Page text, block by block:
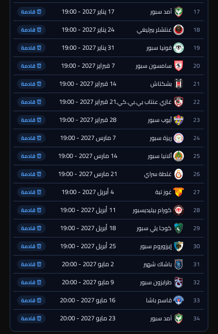
17 آمد سبور 17 يناير 2027 - 19:00 ⏰ قادمة
18 غنتشلر بيرليغي 24 يناير 2027 - 19:00 ⏰ قادمة
19 قونيا سبور 31 يناير 2027 - 19:00 ⏰ قادمة
20 سامسون سبور 7 فبراير 2027 - 19:00 ⏰ قادمة
21 بشكتاش 14 فبراير 2027 - 19:00 ⏰ قادمة
22 غازي عنتاب بي.بي.كي.21 فبراير 2027 - 19:00 ⏰ قادمة
23 أيوب سبور 28 فبراير 2027 - 19:00 ⏰ قادمة
24 ريزة سبور 7 مارس 2027 - 19:00 ⏰ قادمة
25 ألانيا سبور 14 مارس 2027 - 19:00 ⏰ قادمة
26 غلطة سراي 21 مارس 2027 - 19:00 ⏰ قادمة
27 غوز تبة 4 أبريل 2027 - 19:00 ⏰ قادمة
28 كورام بيليديسبور 11 أبريل 2027 - 19:00 ⏰ قادمة
29 كوجا يلي سبور 18 أبريل 2027 - 19:00 ⏰ قادمة
30 إيرزوروم سبور 25 أبريل 2027 - 19:00 ⏰ قادمة
31 باشاك شهير 2 مايو 2027 - 20:00 ⏰ قادمة
32 طرابزون سبور 9 مايو 2027 - 20:00 ⏰ قادمة
33 قاسم باشا 16 مايو 2027 - 20:00 ⏰ قادمة
34 آمد سبور 23 مايو 2027 - 20:00 ⏰ قادمة